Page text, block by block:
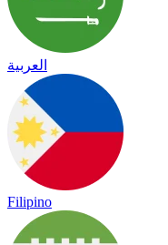
العربية
Filipino